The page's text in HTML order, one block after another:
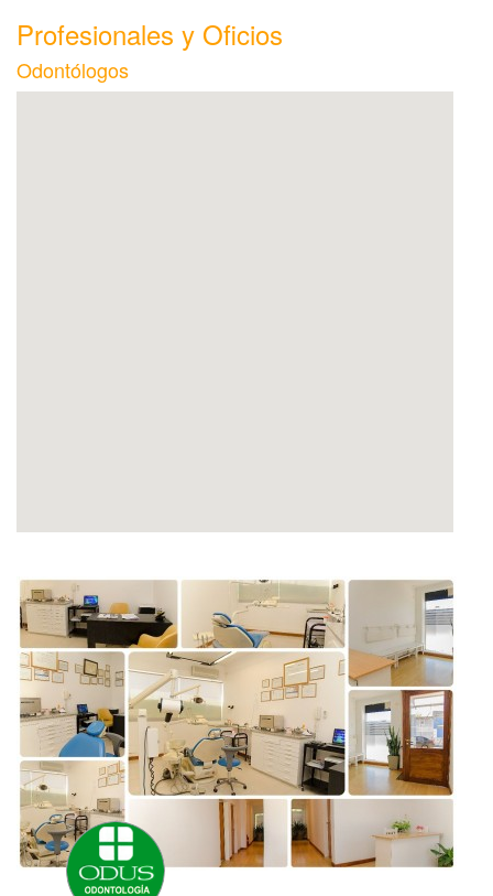
Profesionales y Oficios
Odontólogos